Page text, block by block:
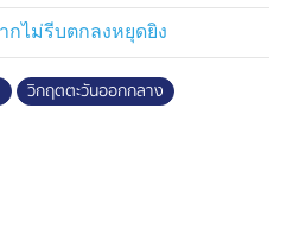
กไม่รีบตกลงหยุดยิง
วิกฤตตะวันออกกลาง